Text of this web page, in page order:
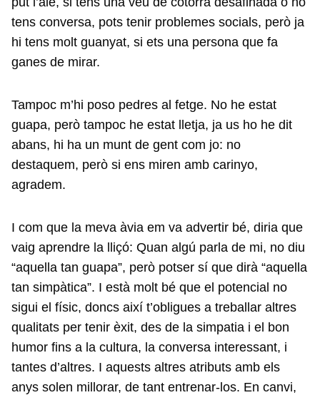
tens conversa, pots tenir problemes socials, però ja
hi tens molt guanyat, si ets una persona que fa
ganes de mirar.
Tampoc m’hi poso pedres al fetge. No he estat
guapa, però tampoc he estat lletja, ja us ho he dit
abans, hi ha un munt de gent com jo: no
destaquem, però si ens miren amb carinyo,
agradem.
I com que la meva àvia em va advertir bé, diria que
vaig aprendre la lliçó: Quan algú parla de mi, no diu
“aquella tan guapa”, però potser sí que dirà “aquella
tan simpàtica”. I està molt bé que el potencial no
sigui el físic, doncs així t’obligues a treballar altres
qualitats per tenir èxit, des de la simpatia i el bon
humor fins a la cultura, la conversa interessant, i
tantes d’altres. I aquests altres atributs amb els
anys solen millorar, de tant entrenar-los. En canvi,